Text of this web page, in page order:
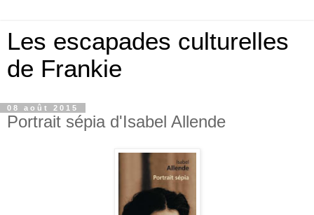
Les escapades culturelles
de Frankie
08 août 2015
Portrait sépia d'Isabel Allende